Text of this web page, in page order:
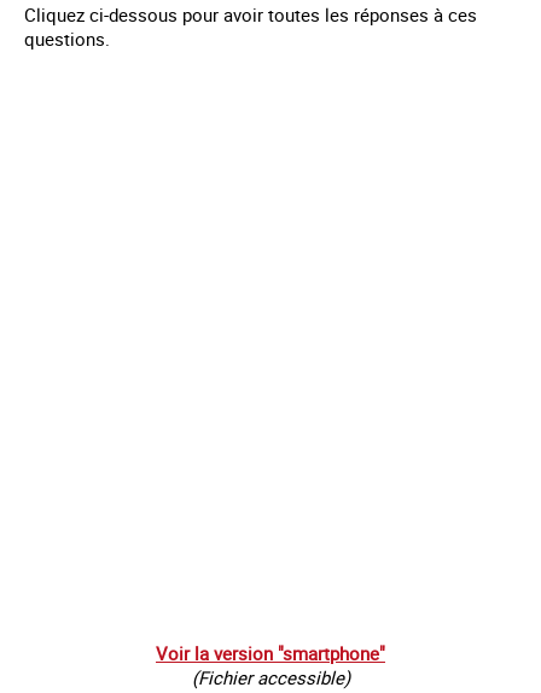
Cliquez ci-dessous pour avoir toutes les réponses à ces
questions.
Voir la version "smartphone"
(Fichier accessible)